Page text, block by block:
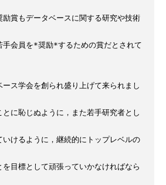
賞もデータベースに関する研究や技術
手会員を*奨励*するための賞だとされて
ス学会を創られ盛り上げて来られまし
に恥じぬように，また若手研究者とし
いけるように，継続的にトップレベルの
目標として頑張っていかなければなら